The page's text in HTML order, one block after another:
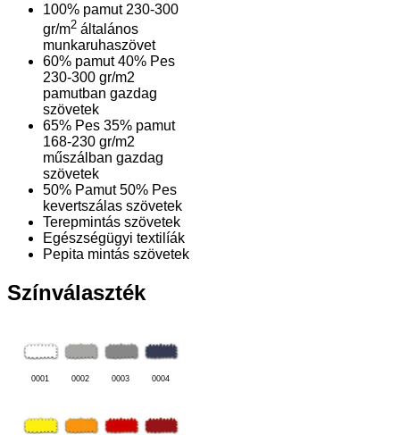
100% pamut 230-300
gr/m2 általános
munkaruhaszövet
60% pamut 40% Pes
230-300 gr/m2
pamutban gazdag
szövetek
65% Pes 35% pamut
168-230 gr/m2
műszálban gazdag
szövetek
50% Pamut 50% Pes
kevertszálas szövetek
Terepmintás szövetek
Egészségügyi textilíák
Pepita mintás szövetek
Színválaszték
0001 0002 0003 0004